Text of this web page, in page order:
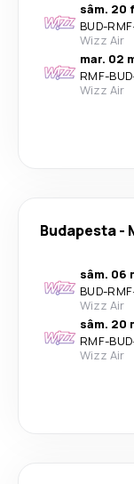
sâm. 20
BUD-RMF·
Wizz Air
mar. 02
RMF-BUD·
Wizz Air
Budapesta-
sâm. 06
BUD-RMF·
Wizz Air
sâm. 20
RMF-BUD·
Wizz Air